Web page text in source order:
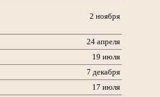
2 ноября
24 апреля
19 июля
7 декабря
17 июля